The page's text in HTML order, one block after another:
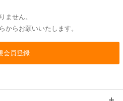
ません。
からお願いいたします。